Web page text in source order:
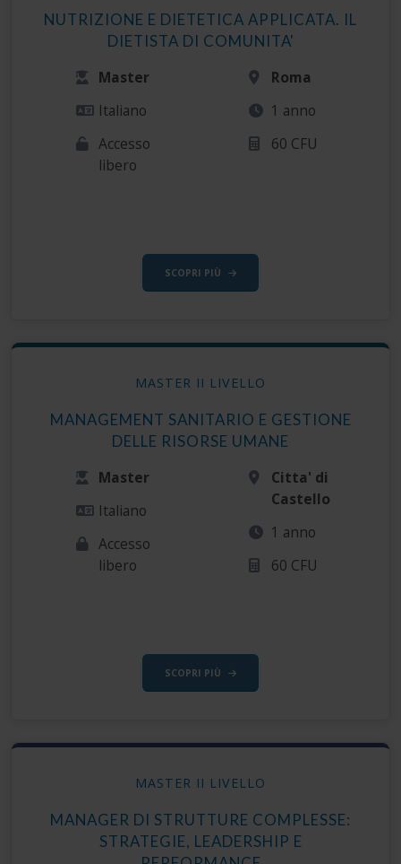
NUTRIZIONE E DIETETICA APPLICATA. IL
DIETISTA DI COMUNITA'
Master
Italiano
Accesso
libero
Roma
1 anno
60 CFU
SCOPRI PIÙ
MASTER II LIVELLO
MANAGEMENT SANITARIO E GESTIONE
DELLE RISORSE UMANE
Master
Italiano
Accesso
libero
Citta' di
Castello
1 anno
60 CFU
SCOPRI PIÙ
MASTER II LIVELLO
MANAGER DI STRUTTURE COMPLESSE:
STRATEGIE, LEADERSHIP E